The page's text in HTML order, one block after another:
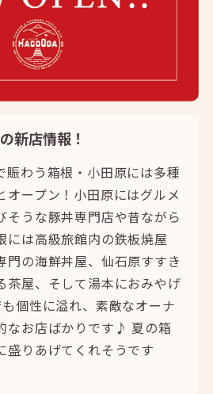
新店情報！
賑わう箱根・小田原には多種
オープン！小田原にはグルメ
そうな豚丼専門店や昔ながら
には高級旅館内の鉄板焼屋
門の海鮮丼屋、仙石原すすき
茶屋、そして湯本におみやげ
個性に溢れ、素敵なオーナ
なお店ばかりです♪ 夏の箱
盛りあげてくれそうです